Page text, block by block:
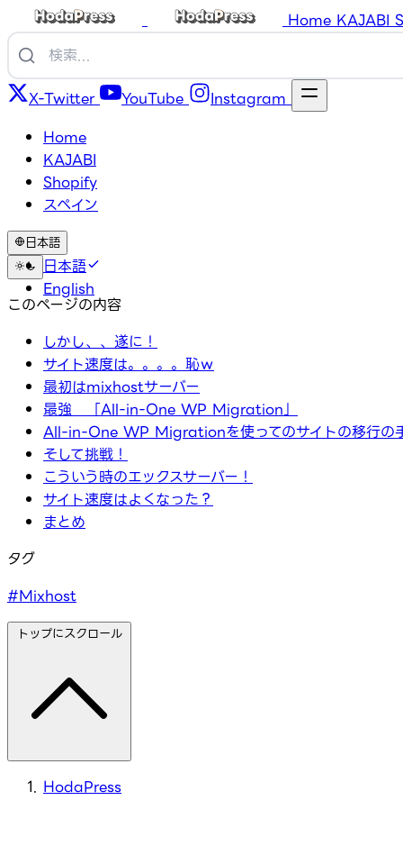
Home KAJABI
X-Twitter YouTube
Instagram
Home
KAJABI
Shopify
スペイン
日本語
日本語
English
このページの内容
しかし、、遂に！
サイト速度は。。。。恥ｗ
最初はmixhostサーバー
最強 「All-in-One WP Migration」
All-in-One WP Migrationを使ってのサイトの移行の
そして挑戦！
こういう時のエックスサーバー！
サイト速度はよくなった？
まとめ
タグ
#Mixhost
トップにスクロール
HodaPress